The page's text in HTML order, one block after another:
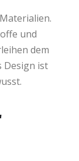
und
dem
Design ist